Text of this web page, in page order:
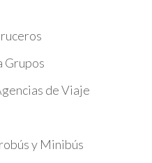
Grupos
de Viaje
y Minibús